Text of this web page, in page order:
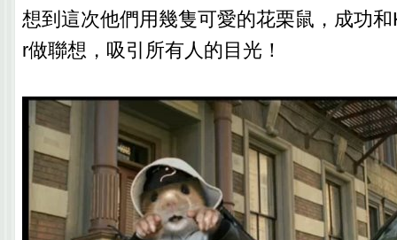
想到這次他們用幾隻可愛的花栗鼠，成功
r做聯想，吸引所有人的目光！